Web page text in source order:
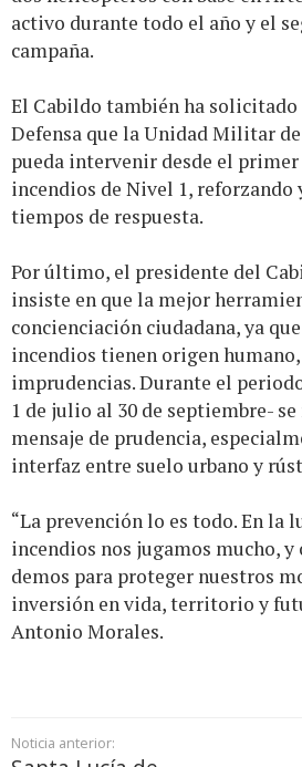
activo durante todo el año y el
campaña.
El Cabildo también ha
Defensa que la Unidad Militar
pueda intervenir desde el
incendios de Nivel 1, reforzando
tiempos de respuesta.
Por último, el presidente del
insiste en que la mejor
concienciación ciudadana, ya
incendios tienen origen
imprudencias. Durante el
1 de julio al 30 de septiembre-
mensaje de prudencia,
interfaz entre suelo urbano y
“La prevención lo es todo. En la
incendios nos jugamos mucho, y
demos para proteger nuestros
inversión en vida, territorio y
Antonio Morales.
Noticia anterior: